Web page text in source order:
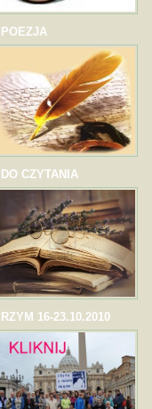
POEZJA
DO CZYTANIA
RZYM 16-23.10.2010